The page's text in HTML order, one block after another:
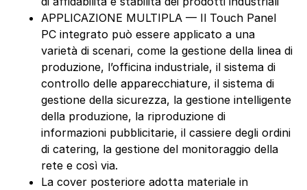
APPLICAZIONE MULTIPLA — Il Touch Panel
PC integrato può essere applicato a una
varietà di scenari, come la gestione della linea di
produzione, l’officina industriale, il sistema di
controllo delle apparecchiature, il sistema di
gestione della sicurezza, la gestione intelligente
della produzione, la riproduzione di
informazioni pubblicitarie, il cassiere degli ordini
di catering, la gestione del monitoraggio della
rete e così via.
La cover posteriore adotta materiale in